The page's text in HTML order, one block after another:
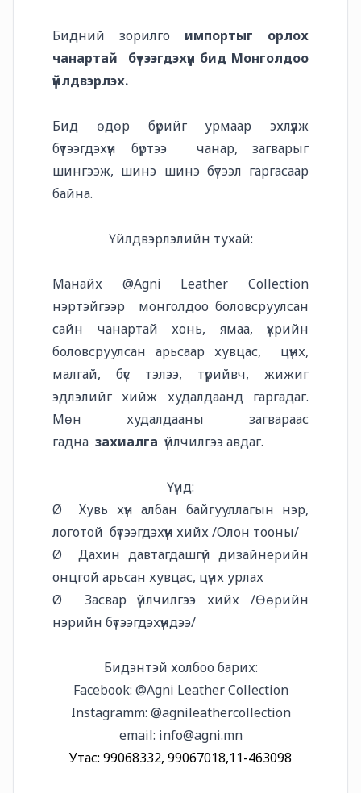
Бидний зорилго импортыг орлох
чанартай бүтээгдэхүүн бид Монголдоо
үйлдвэрлэх.
Бид өдөр бүрийг урмаар эхлүүлж
бүтээгдэхүүн бүртээ чанар, загварыг
шингээж, шинэ шинэ бүтээл гаргасаар
байна.
Үйлдвэрлэлийн тухай:
Манайх @Agni Leather Collection
нэртэйгээр монголдоо боловсруулсан
сайн чанартай хонь, ямаа, үхрийн
боловсруулсан арьсаар хувцас, цүнх,
малгай, бүс тэлээ, түрийвч, жижиг
эдлэлийг хийж худалдаанд гаргадаг.
Мөн худалдааны загвараас
гадна захиалга үйлчилгээ авдаг.
Үүнд:
Ø Хувь хүн албан байгууллагын нэр,
логотой бүтээгдэхүүн хийх /Олон тооны/
Ø Дахин давтагдашгүй дизайнерийн
онцгой арьсан хувцас, цүнх урлах
Ø Засвар үйлчилгээ хийх /Өөрийн
нэрийн бүтээгдэхүүндээ/
Бидэнтэй холбоо барих:
Facebook: @Agni Leather Collection
Instagramm: @agnileathercollection
email: info@agni.mn
Утас: 99068332, 99067018,11-463098